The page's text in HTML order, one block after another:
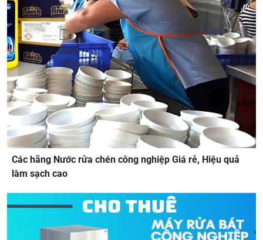
Các hãng Nước rửa chén công nghiệp Giá rẻ, Hiệu quả
làm sạch cao